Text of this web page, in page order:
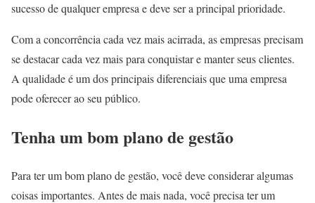
sucesso de qualquer empresa e deve ser a principal prioridade.
Com a concorrência cada vez mais acirrada, as empresas precisam
se destacar cada vez mais para conquistar e manter seus clientes.
A qualidade é um dos principais diferenciais que uma empresa
pode oferecer ao seu público.
Tenha um bom plano de gestão
Para ter um bom plano de gestão, você deve considerar algumas
coisas importantes. Antes de mais nada, você precisa ter um